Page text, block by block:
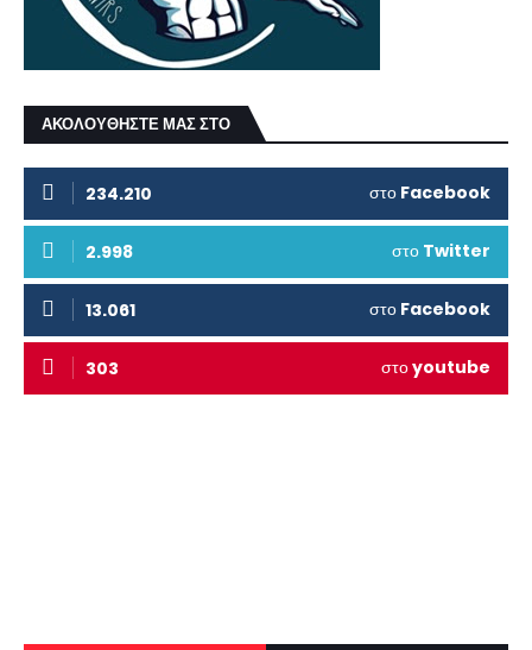
ΑΚΟΛΟΥΘΗΣΤΕ ΜΑΣ ΣΤΟ
234.210 στο Facebook
2.998 στο Twitter
13.061 στο Facebook
303 στοyoutube